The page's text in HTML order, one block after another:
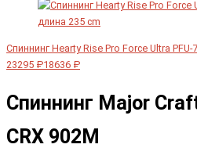
Спиннинг Hearty Rise Pro Force Ultra PFU-
23295 ₽18636 ₽
Спиннинг Major
CRX 902M